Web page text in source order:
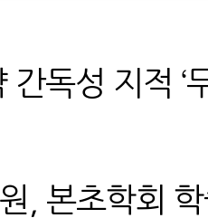
독성 지적 ‘
, 본초학회